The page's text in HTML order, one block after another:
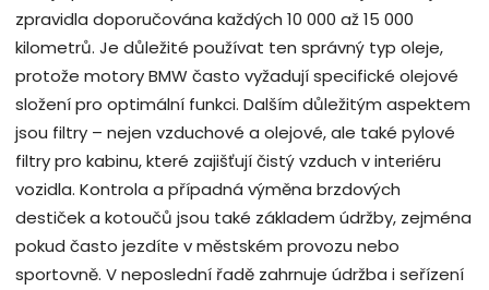
zpravidla doporučována každých 10 000 až 15 000
kilometrů. Je důležité používat ten správný typ oleje,
protože motory BMW často vyžadují specifické olejové
složení pro optimální funkci. Dalším důležitým aspektem
jsou filtry – nejen vzduchové a olejové, ale také pylové
filtry pro kabinu, které zajišťují čistý vzduch v interiéru
vozidla. Kontrola a případná výměna brzdových
destiček a kotoučů jsou také základem údržby, zejména
pokud často jezdíte v městském provozu nebo
sportovně. V neposlední řadě zahrnuje údržba i seřízení